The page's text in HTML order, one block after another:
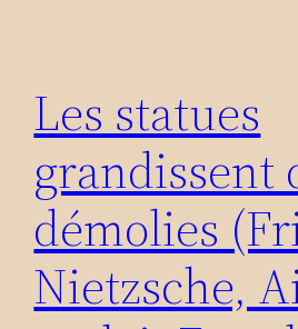
Les statues
grandissent
démolies
Nietzsche,